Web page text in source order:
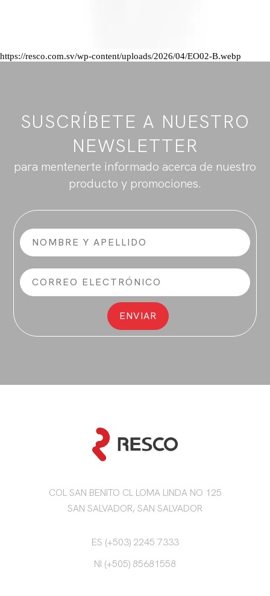
https://resco.com.sv/wp-content/uploads/2026/04/EO02-B.webp
SUSCRÍBETE A NUESTRO
NEWSLETTER
para mentenerte informado acerca de nuestro
producto y promociones.
COL SAN BENITO CL LOMA LINDA NO 125
SAN SALVADOR, SAN SALVADOR
ES (+503) 2245 7333
NI (+505) 85681558